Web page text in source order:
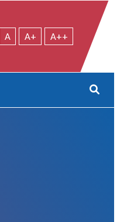
kontrastowa
domyślna
A A+ A++